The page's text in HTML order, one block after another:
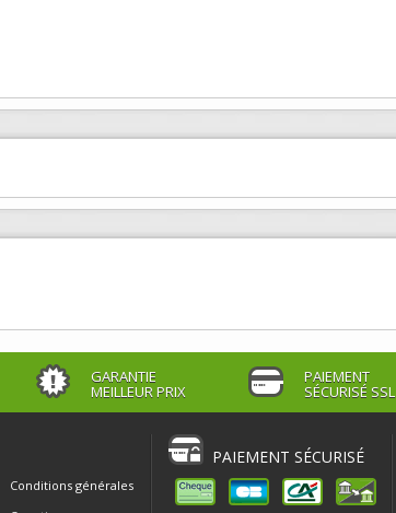
GARANTIE
MEILLEUR PRIX
PAIEMENT
SÉCURISÉ SSL
Conditions générales
PAIEMENT SÉCURISÉ